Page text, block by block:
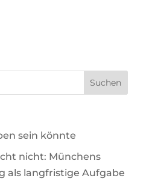
sein könnte
nicht: Münchens
als langfristige Aufgabe